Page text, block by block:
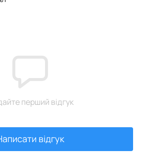
перший відгук
відгук